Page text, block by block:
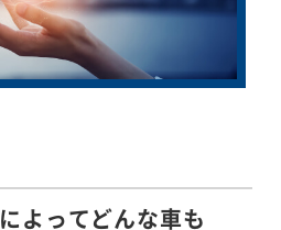
によってどんな車も